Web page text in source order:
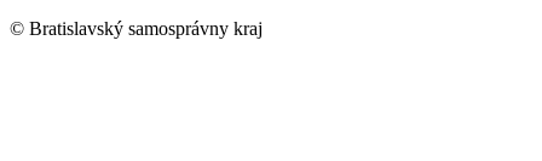
© Bratislavský samosprávny kraj